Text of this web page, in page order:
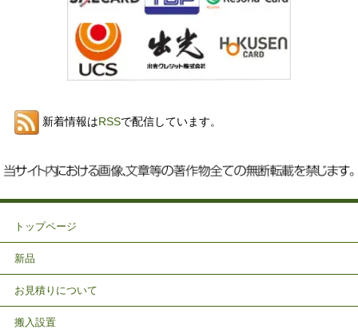
新着情報はRSSで配信しています。
トップページ
新品
お見積りについて
搬入設置